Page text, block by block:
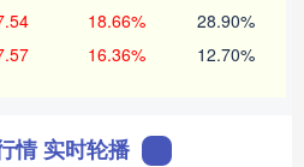
18.66% 28.90%
16.36% 12.70%
情 实时轮播